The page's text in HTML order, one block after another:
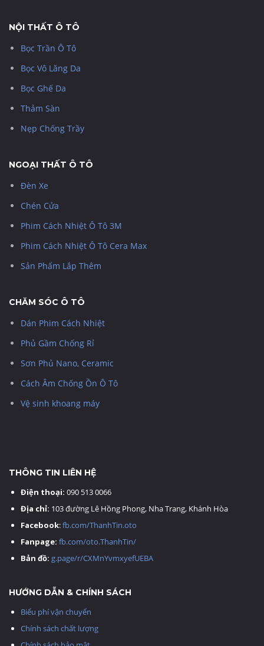
NỘI THẤT Ô TÔ
Bọc Trần Ô Tô
Bọc Vô Lăng Da
Bọc Ghế Da
Thảm Sàn
Nẹp Chống Trầy
NGOẠI THẤT Ô TÔ
Đèn Xe
Chén Cửa
Phim Cách Nhiệt Ô Tô 3M
Phim Cách Nhiệt Ô Tô Cera Max
Sản Phẩm Lắp Thêm
CHĂM SÓC Ô TÔ
Dán Phim Cách Nhiệt
Phủ Gầm Chống Rỉ
Sơn Phủ Nano, Ceramic
Cách Âm Chống Ồn Ô Tô
Vệ sinh khoang máy
THÔNG TIN LIÊN HỆ
Điện thoại: 090 513 0066
Địa chỉ: 103 đường Lê Hồng Phong, Nha Trang, Khánh Hòa
Facebook:fb.com/ThanhTin.oto
Fanpage: fb.com/oto.ThanhTin/
Bản đồ: g.page/r/CXMnYvmxyefUEBA
HƯỚNG DẪN & CHÍNH SÁCH
Biểu phí vận chuyển
Chính sách chất lượng